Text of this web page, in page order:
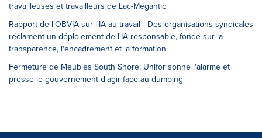
travailleuses et travailleurs de Lac-Mégantic
Rapport de l'OBVIA sur l'IA au travail - Des organisations syndicales
réclament un déploiement de l'IA responsable, fondé sur la
transparence, l'encadrement et la formation
Fermeture de Meubles South Shore: Unifor sonne l'alarme et
presse le gouvernement d'agir face au dumping